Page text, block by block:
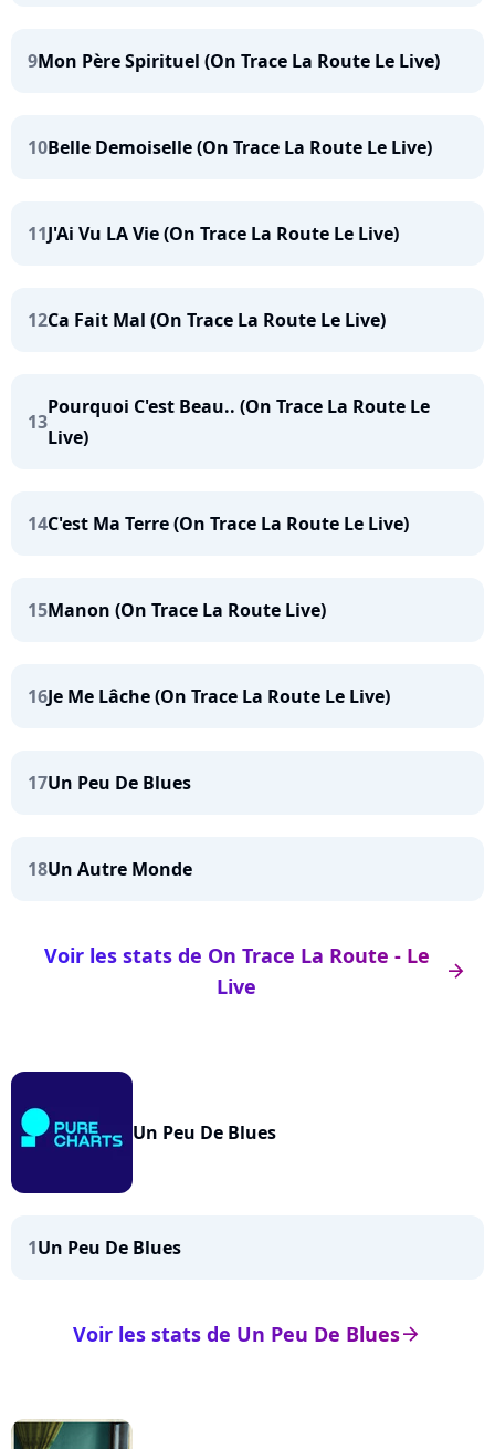
9Mon Père Spirituel (On Trace La Route Le Live)
10Belle Demoiselle (On Trace La Route Le Live)
11J'Ai Vu LA Vie (On Trace La Route Le Live)
12Ca Fait Mal (On Trace La Route Le Live)
13
Pourquoi C'est Beau.. (On Trace La Route Le
Live)
14C'est Ma Terre (On Trace La Route Le Live)
15Manon (On Trace La Route Live)
16Je Me Lâche (On Trace La Route Le Live)
17Un Peu De Blues
18Un Autre Monde
arrow_right
Voir les stats de On Trace La Route - Le
Live
Un Peu De Blues
1Un Peu De Blues
arrow_right
Voir les stats de Un Peu De Blues